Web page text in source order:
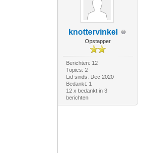
knottervinkel
Opstapper
Berichten: 12
Topics: 2
Lid sinds: Dec 2020
Bedankt: 1
12 x bedankt in 3
berichten